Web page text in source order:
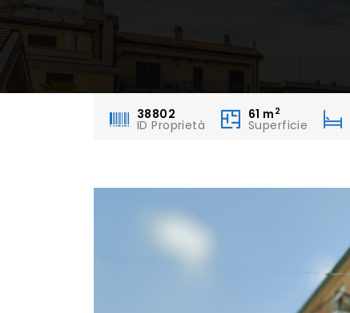
38802
ID Proprietà
61 m 2
Superficie